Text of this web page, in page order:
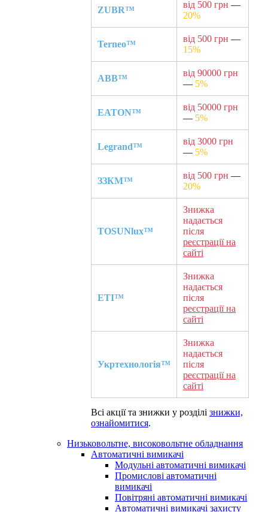
ZUBR™
від 500 грн —
20%
Terneo™
від 500 грн —
15%
ABB™
від 90000 грн
— 5%
EATON™
від 50000 грн
— 5%
Legrand™
від 3000 грн
— 5%
ЗЗКМ™
від 500 грн —
20%
TOSUNlux™
Знижка
надається
після
реєстрації на
сайті
ETI™
Знижка
надається
після
реєстрації на
сайті
Укртехнологія™
Знижка
надається
після
реєстрації на
сайті
Всі акції та знижки у розділі знижки,
ознайомитися.
Низьковольтне, високовольтне обладнання
Автоматичні вимикачі
Модульні автоматичні вимикачі
Промислові автоматичні
вимикачі
Повітряні автоматичні вимикачі
Автоматичні вимикачі захисту